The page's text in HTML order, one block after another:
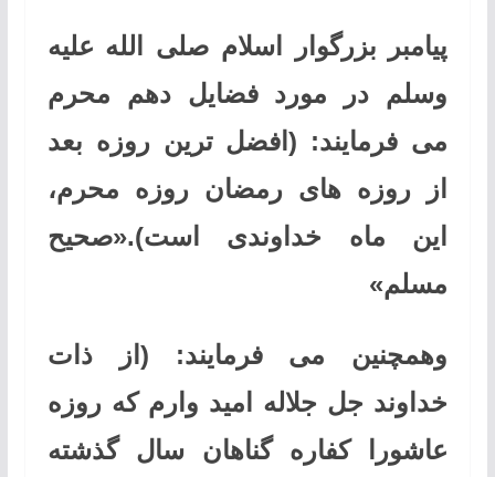
پیامبر بزرگوار اسلام صلی ‌الله ‌عليه
‌وسلم در مورد فضایل دهم محرم
می فرمایند: (افضل ترین روزه بعد
از روزه های رمضان روزه محرم،
این ماه خداوندی است).«صحیح
مسلم»
وهمچنین می فرمایند: (از ذات
خداوند جل ‌جلاله امید وارم که روزه
عاشورا کفاره گناهان سال گذشته